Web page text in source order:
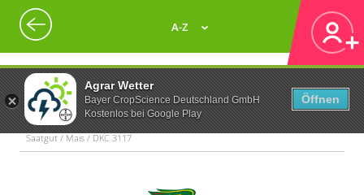
Agrar Wetter
Bayer CropScience Deutschland GmbH
Kostenlos bei Google Play
Öffnen
A-Z
Saatgut / Mais / DKC 3117